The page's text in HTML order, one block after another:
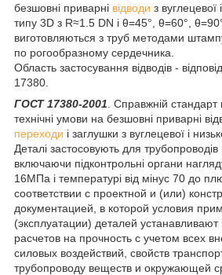
безшовні приварні відводи з вуглецевої
типу 3D з R≈1.5 DN і θ=45°, θ=60°,
виготовляються з труб методами
по рогообразному сердечника.
Область застосування відводів -
17380.
ГОСТ 17380-2001 . Справжній
технічні умови на безшовні приварні
переходи і заглушки з вуглецевої і
Деталі застосовують для трубопроводів
включаючи підконтрольні органи
16МПа і температурі від мінус 70 до
соответствии с проектной и (или)
документацией, в которой условия
(эксплуатации) деталей устанавливают
расчетов на прочность с учетом всех
силовых воздействий, свойств
трубопроводу веществ и окружающей